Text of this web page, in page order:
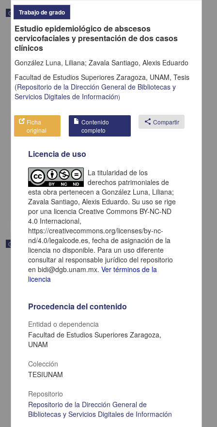
Correspondencia postal
Carta de H. C. Pitman a Francisco I. Madero en la que le solicita
Pitman, H. C.
[sin fecha]
Multidisciplina
Correspondencia postal
en la ranchería de Samalayuca
Pérez, Zeferino
[sin fecha]
Trabajo de grado
Estudio epidemiológico de abscesos
cervicofaciales y presentación de dos casos
clínicos
González Luna, Liliana; Zavala Santiago, Alexis Eduardo
Facultad de Estudios Superiores Zaragoza, UNAM, Tesis
(Repositorio de la Dirección General de Bibliotecas y
Servicios Digitales de Información)
Ficha
original
Contenido
completo
share Compartir
Licencia de uso
La titularidad de los
derechos patrimoniales de
esta obra pertenecen a González Luna, Liliana;
Zavala Santiago, Alexis Eduardo. Su uso se rige
por una licencia Creative Commons BY-NC-ND
4.0 Internacional,
https://creativecommons.org/licenses/by-nc-
nd/4.0/legalcode.es, fecha de asignación de la
licencia no disponible. Para un uso diferente
consultar al responsable jurídico del repositorio
en bidi@dgb.unam.mx.Ver términos de la
licencia
Procedencia del contenido
Entidad o dependencia
Facultad de Estudios Superiores Zaragoza,
UNAM
Colección
TESIUNAM
Repositorio
Repositorio de la Dirección General de
Bibliotecas y Servicios Digitales de Información